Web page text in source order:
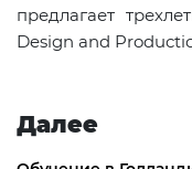
предлагает
Design and
Далее